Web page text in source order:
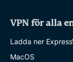
VPN för alla
Ladda ner
MacOS